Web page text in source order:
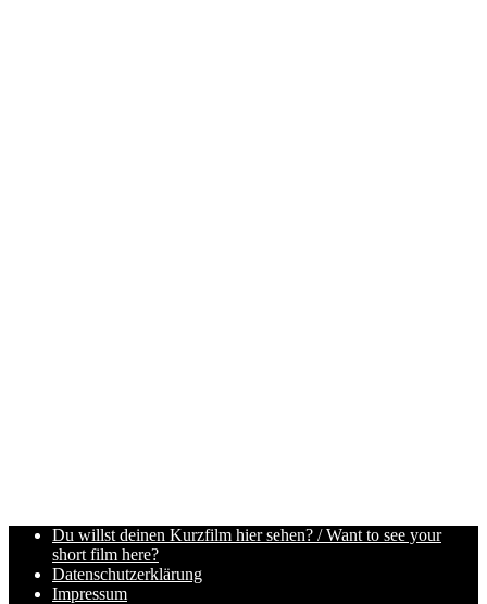
Du willst deinen Kurzfilm hier sehen? / Want to see your
short film here?
Datenschutzerklärung
Impressum